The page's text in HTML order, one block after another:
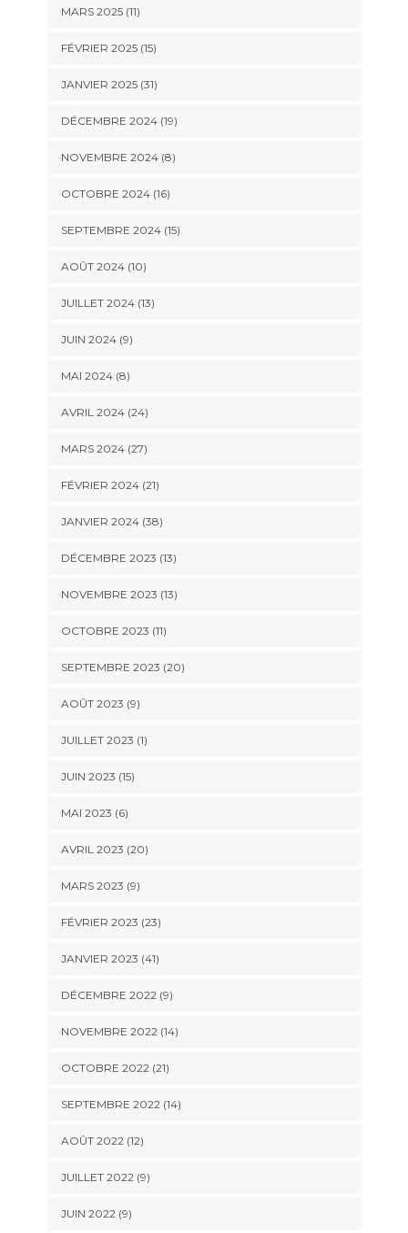
MARS 2025 (11)
FÉVRIER 2025 (15)
JANVIER 2025 (31)
DÉCEMBRE 2024 (19)
NOVEMBRE 2024 (8)
OCTOBRE 2024 (16)
SEPTEMBRE 2024 (15)
AOÛT 2024 (10)
JUILLET 2024 (13)
JUIN 2024 (9)
MAI 2024 (8)
AVRIL 2024 (24)
MARS 2024 (27)
FÉVRIER 2024 (21)
JANVIER 2024 (38)
DÉCEMBRE 2023 (13)
NOVEMBRE 2023 (13)
OCTOBRE 2023 (11)
SEPTEMBRE 2023 (20)
AOÛT 2023 (9)
JUILLET 2023 (1)
JUIN 2023 (15)
MAI 2023 (6)
AVRIL 2023 (20)
MARS 2023 (9)
FÉVRIER 2023 (23)
JANVIER 2023 (41)
DÉCEMBRE 2022 (9)
NOVEMBRE 2022 (14)
OCTOBRE 2022 (21)
SEPTEMBRE 2022 (14)
AOÛT 2022 (12)
JUILLET 2022 (9)
JUIN 2022 (9)